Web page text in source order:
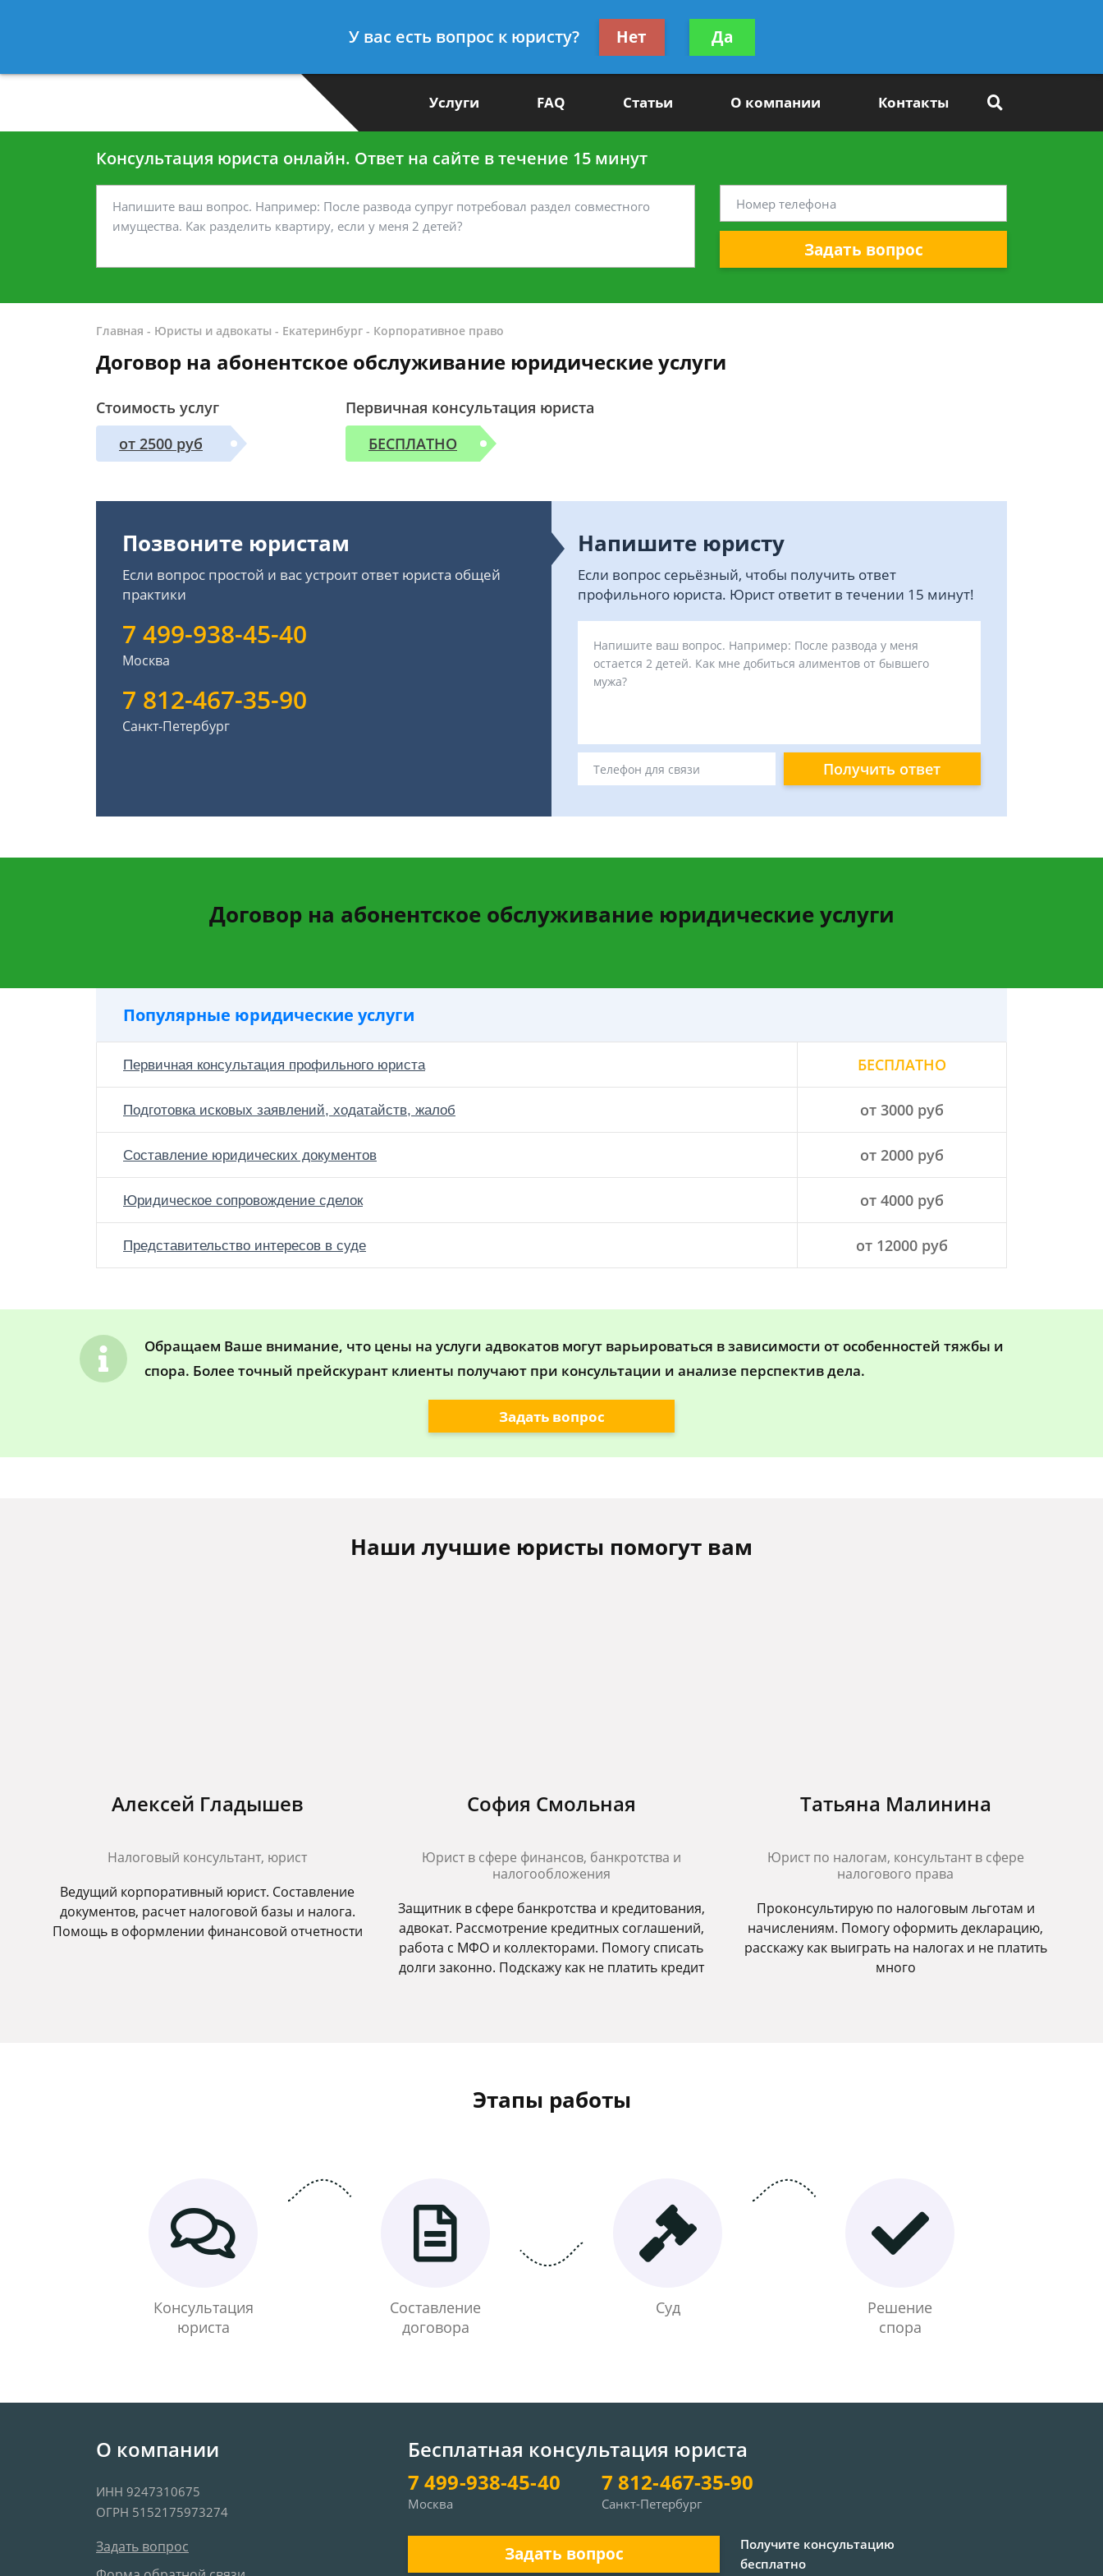
7 812-467-35-90
Получите консультацию
бесплатно
Услуги FAQ Статьи О компании Контакты
Консультация юриста онлайн. Ответ на сайте в течение 15 минут
Задать вопрос
Главная - Юристы и адвокаты - Екатеринбург - Корпоративное право
Договор на абонентское обслуживание юридические услуги
Стоимость услуг
от 2500 руб
Первичная консультация юриста
БЕСПЛАТНО
Позвоните юристам
Если вопрос простой и вас устроит ответ юриста общей
практики
7 499-938-45-40
Москва
7 812-467-35-90
Санкт-Петербург
Напишите юристу
Если вопрос серьёзный, чтобы получить ответ
профильного юриста. Юрист ответит в течении 15 минут!
Получить ответ
Договор на абонентское обслуживание юридические услуги
Популярные юридические услуги
Первичная консультация профильного юриста БЕСПЛАТНО
Подготовка исковых заявлений, ходатайств, жалоб от 3000 руб
Составление юридических документов от 2000 руб
Юридическое сопровождение сделок от 4000 руб
Представительство интересов в суде от 12000 руб
Обращаем Ваше внимание, что цены на услуги адвокатов могут варьироваться в зависимости от особенностей тяжбы и
спора. Более точный прейскурант клиенты получают при консультации и анализе перспектив дела.
Задать вопрос
Наши лучшие юристы помогут вам
Алексей Гладышев
Налоговый консультант, юрист
Ведущий корпоративный юрист. Составление
документов, расчет налоговой базы и налога.
Помощь в оформлении финансовой отчетности
София Смольная
Юрист в сфере финансов, банкротства и
налогообложения
Защитник в сфере банкротства и кредитования,
адвокат. Рассмотрение кредитных соглашений,
работа с МФО и коллекторами. Помогу списать
долги законно. Подскажу как не платить кредит
Татьяна Малинина
Юрист по налогам, консультант в сфере
налогового права
Проконсультирую по налоговым льготам и
начислениям. Помогу оформить декларацию,
расскажу как выиграть на налогах и не платить
много
Этапы работы
Консультация
юриста
Составление
договора
Суд
Решение
спора
О компании
ИНН 9247310675
ОГРН 5152175973274
Задать вопрос
Бесплатная консультация юриста
7 499-938-45-40
Москва
7 812-467-35-90
Санкт-Петербург
Задать вопрос
Получите консультацию
бесплатно
У вас есть вопрос к юристу? Нет Да